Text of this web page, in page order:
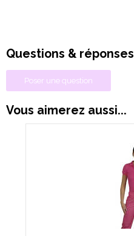
Questions & réponses
Poser une question
Vous aimerez aussi...